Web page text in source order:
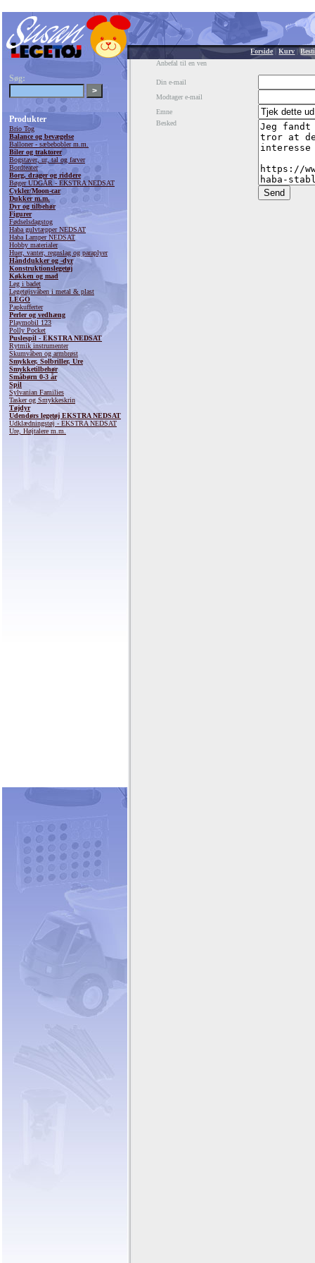
Forside|Kurv |
Søg:
Produkter
Brio Tog
Balance og bevægelse
Balloner - sæbebobler m.m.
Biler og traktorer
Bogstaver, ur, tal og farver
Bordteater
Borg, drager og riddere
Bøger UDGÅR - EKSTRA NEDSAT
Cykler/Moon-car
Dukker m.m.
Dyr og tilbehør
Figurer
Fødselsdagstog
Haba gulvtæpper NEDSAT
Haba Lamper NEDSAT
Hobby materialer
Huer, vanter, regnslag og paraplyer
Hånddukker og -dyr
Konstruktionslegetøj
Køkken og mad
Leg i badet
Legetøjsvåben i metal & plast
LEGO
Papkufferter
Perler og vedhæng
Playmobil 123
Polly Pocket
Puslespil - EKSTRA NEDSAT
Rytmik instrumenter
Skumvåben og armbrøst
Smykker, Solbriller, Ure
Smykketilbehør
Småbørn 0-3 år
Spil
Sylvanian Families
Tasker og Smykkeskrin
Tøjdyr
Udendørs legetøj EKSTRA NEDSAT
Udklædningstøj - EKSTRA NEDSAT
Ure, Højtalere m.m.
Anbefal til en ven
Din e-mail
Modtager e-mail
Emne
Besked